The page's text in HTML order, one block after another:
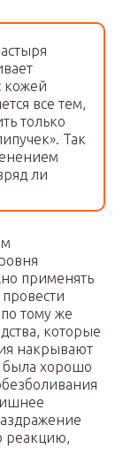
кожей
все тем,
только
Так
ли
применять
тому же
которые
накрывают
была хорошо
реакцию,